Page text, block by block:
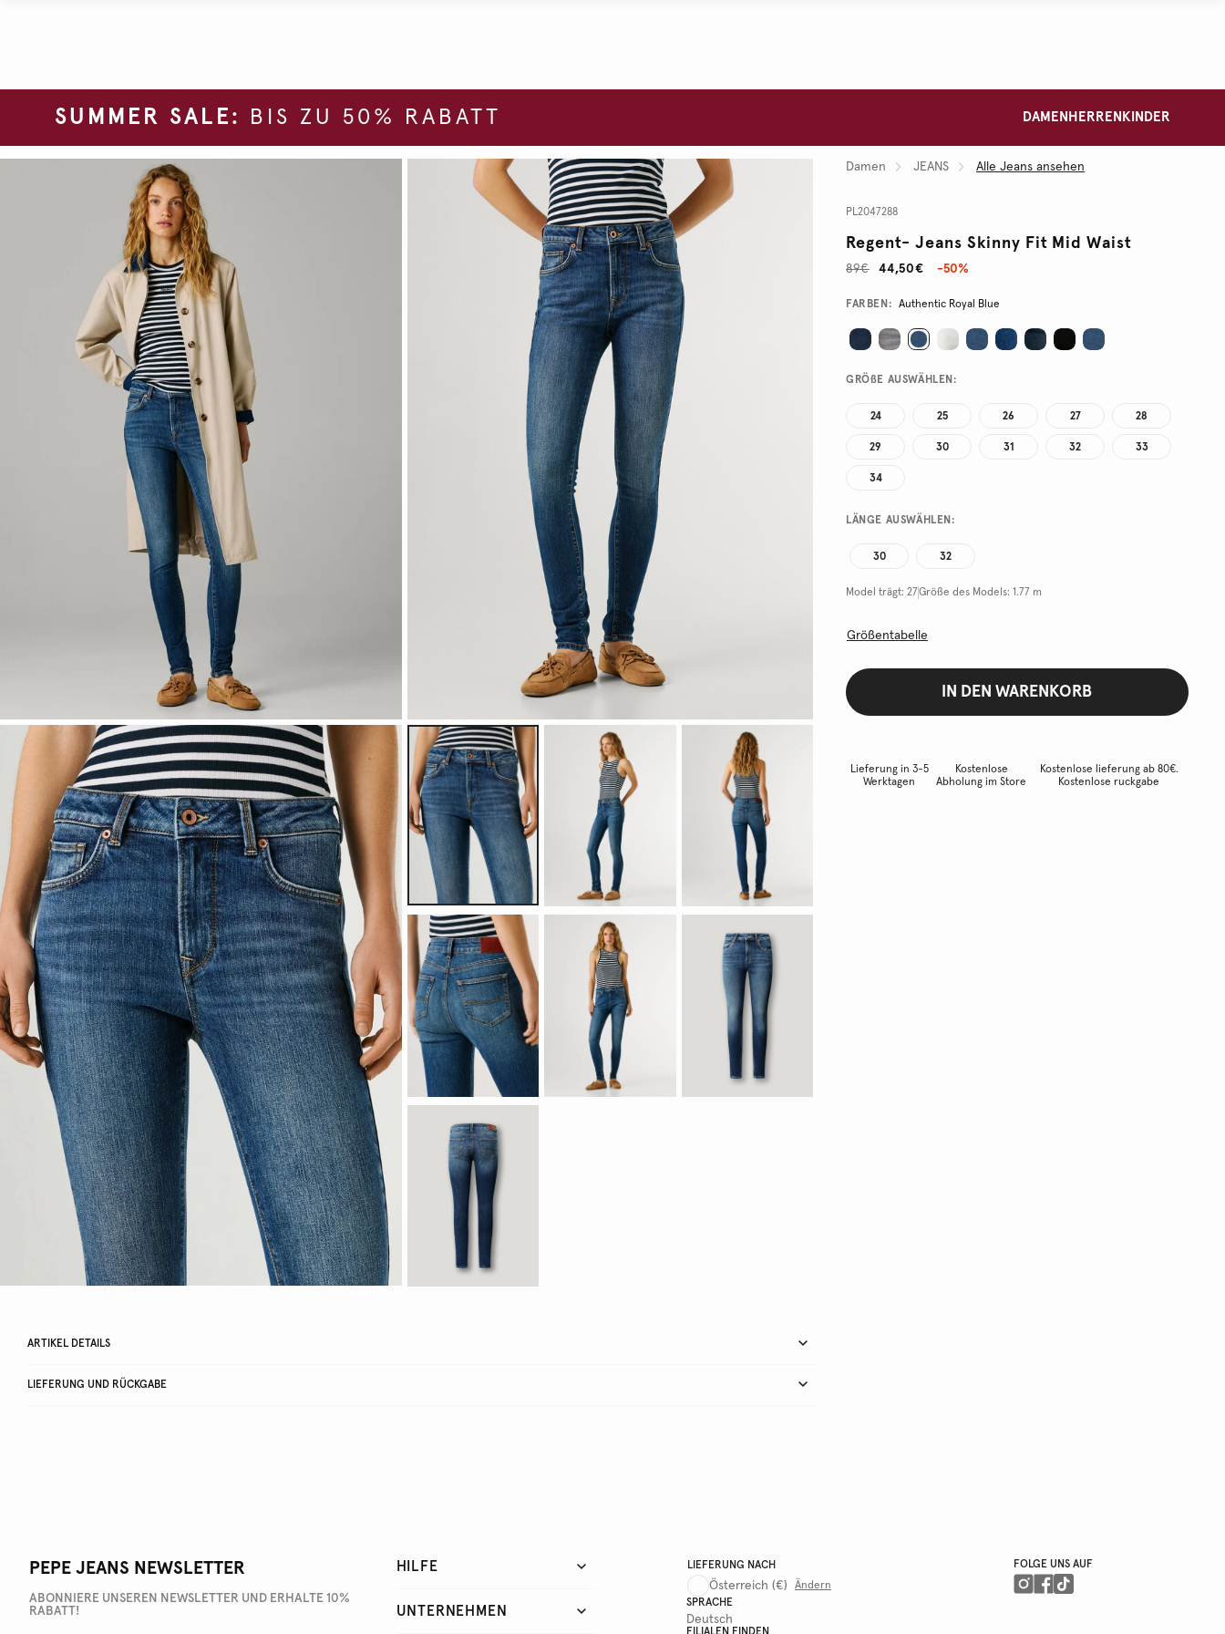
SUMMER SALE: BIS ZU 50% RABATT DAMEN HERREN KINDER
Damen JEANS Alle Jeans ansehen
PL2047288
Regent- Jeans Skinny Fit Mid Waist
44,50€
89€ -50%
Promotions
Variations
FARBEN: Authentic Royal Blue
GRÖßE AUSWÄHLEN:
24 25 26 27 28
29 30 31 32 33
34
LÄNGE AUSWÄHLEN:
30 32
Model trägt: 27Größe des Models: 1.77 m
Größentabelle
IN DEN WARENKORB
Lieferung in 3-5
Werktagen
Kostenlose
Abholung im Store
Kostenlose lieferung ab 80€.
Kostenlose ruckgabe
ARTIKEL DETAILS
LIEFERUNG UND RÜCKGABE
PEPE JEANS NEWSLETTER
ABONNIERE UNSEREN NEWSLETTER UND ERHALTE 10%
RABATT!
HILFE
UNTERNEHMEN
LIEFERUNG NACH
Österreich (€)
Ändern
SPRACHE
Deutsch
FOLGE UNS AUF